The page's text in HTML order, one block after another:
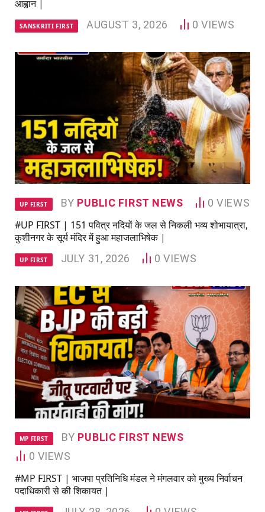
आह्वान |
SANSKRITI FIRST AUGUST 3, 2026 0VIEWS
UP FIRST BY PUBLIC FIRST NEWS 0VIEWS
#UP FIRST | 151 पवित्र नदियों के जल से निकली भव्य शोभायात्रा,
कुशीनगर के सूर्य मंदिर में हुआ महाजलाभिषेक |
UP FIRST JULY 31, 2026 0VIEWS
MP FIRST BY PUBLIC FIRST NEWS
0 VIEWS
#MP FIRST | भाजपा प्रतिनिधि मंडल ने मंगलवार को मुख्य निर्वाचन
पदाधिकारी से की शिकायत |